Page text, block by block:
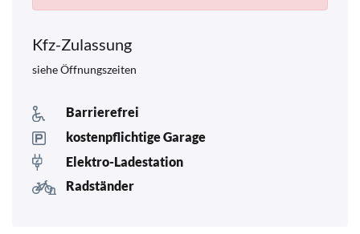
Kfz-Zulassung
siehe Öffnungszeiten
Barrierefrei
kostenpflichtige Garage
Elektro-Ladestation
Radständer